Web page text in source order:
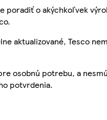
poradiť o akýchkoľvek
aktualizované, Tesco
osobnú potrebu, a
potvrdenia.